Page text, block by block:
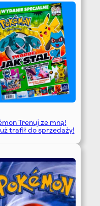
Trenuj ze mną!
trafił do sprzedaży!